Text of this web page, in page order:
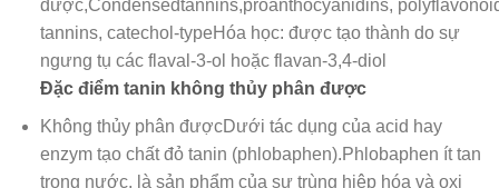
được,Condensedtannins,proanthocyanidins,
tannins, catechol-typeHóa học: được tạo thành do sự
ngưng tụ các flaval-3-ol hoặc flavan-3,4-diol
Đặc điểm tanin không thủy phân được
Không thủy phân đượcDưới tác dụng của acid hay
enzym tạo chất đỏ tanin (phlobaphen).Phlobaphen ít tan
trong nước, là sản phẩm của sự trùng hiệp hóa và oxi